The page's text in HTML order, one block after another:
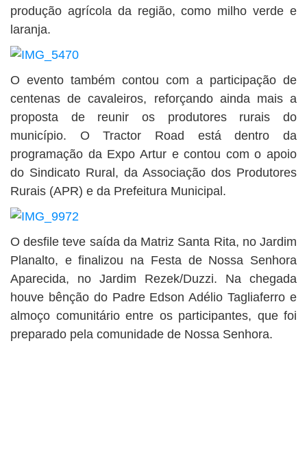
produção agrícola da região, como milho verde e
laranja.
O evento também contou com a participação de
centenas de cavaleiros, reforçando ainda mais a
proposta de reunir os produtores rurais do
município. O Tractor Road está dentro da
programação da Expo Artur e contou com o apoio
do Sindicato Rural, da Associação dos Produtores
Rurais (APR) e da Prefeitura Municipal.
O desfile teve saída da Matriz Santa Rita, no Jardim
Planalto, e finalizou na Festa de Nossa Senhora
Aparecida, no Jardim Rezek/Duzzi. Na chegada
houve bênção do Padre Edson Adélio Tagliaferro e
almoço comunitário entre os participantes, que foi
preparado pela comunidade de Nossa Senhora.